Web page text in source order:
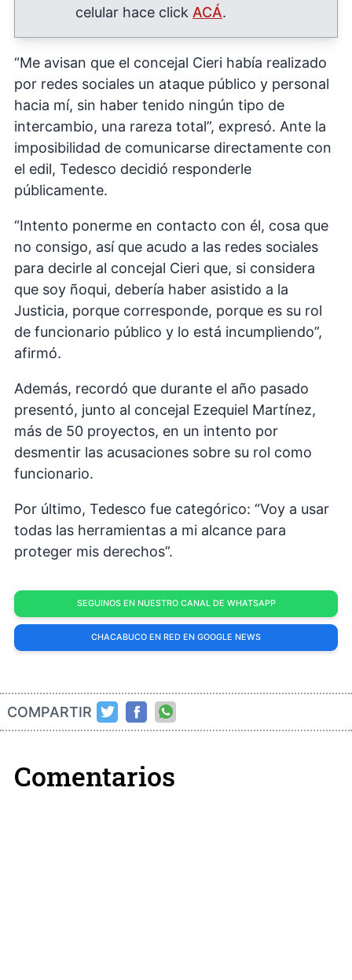
celular hace click ACÁ.
“Me avisan que el concejal Cieri había realizado
por redes sociales un ataque público y personal
hacia mí, sin haber tenido ningún tipo de
intercambio, una rareza total”, expresó. Ante la
imposibilidad de comunicarse directamente con
el edil, Tedesco decidió responderle
públicamente.
“Intento ponerme en contacto con él, cosa que
no consigo, así que acudo a las redes sociales
para decirle al concejal Cieri que, si considera
que soy ñoqui, debería haber asistido a la
Justicia, porque corresponde, porque es su rol
de funcionario público y lo está incumpliendo”,
afirmó.
Además, recordó que durante el año pasado
presentó, junto al concejal Ezequiel Martínez,
más de 50 proyectos, en un intento por
desmentir las acusaciones sobre su rol como
funcionario.
Por último, Tedesco fue categórico: “Voy a usar
todas las herramientas a mi alcance para
proteger mis derechos”.
SEGUINOS EN NUESTRO CANAL DE WHATSAPP
CHACABUCO EN RED EN GOOGLE NEWS
COMPARTIR
Comentarios